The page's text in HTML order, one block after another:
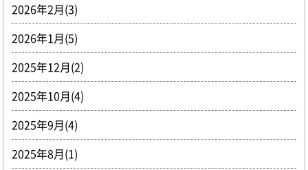
2026年2月(3)
2026年1月(5)
2025年12月(2)
2025年10月(4)
2025年9月(4)
2025年8月(1)